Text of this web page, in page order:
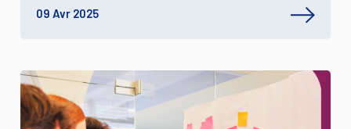
09 Avr 2025